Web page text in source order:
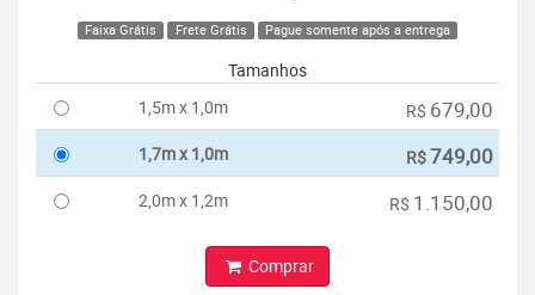
Faixa Grátis Frete Grátis Pague somente após a entrega
Tamanhos
1,5m x 1,0m
R$ 679,00
1,7m x 1,0m R$749,00
2,0m x 1,2m R$ 1.150,00
Comprar